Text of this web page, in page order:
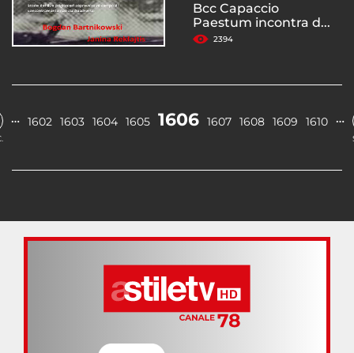
Bcc Capaccio
Paestum incontra d...
2394
… 1602 1603 1604 1605 1606 1607 1608 1609 1610 …